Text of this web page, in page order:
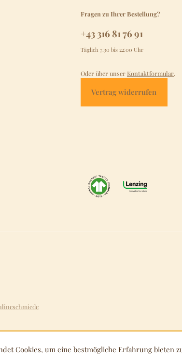
Fragen zu Ihrer Bestellung?
+43 316 81 76 91
Täglich 7:30 bis 22:00 Uhr
Oder über unser Kontaktformular.
Vertrag widerrufen
Cookies, um eine bestmögliche Erfahrung bieten